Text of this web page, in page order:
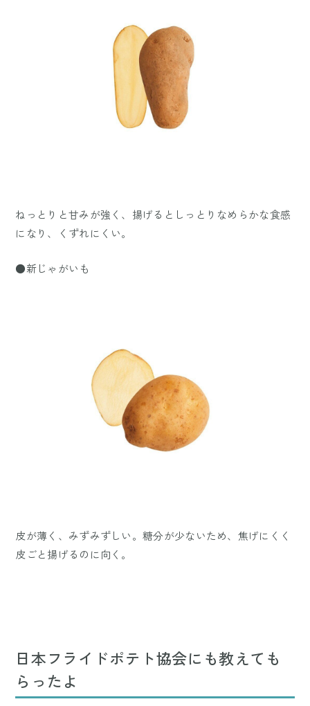
ねっとりと甘みが強く、揚げるとしっとりなめらかな食感
になり、くずれにくい。
●新じゃがいも
皮が薄く、みずみずしい。糖分が少ないため、焦げにくく
皮ごと揚げるのに向く。
日本フライドポテト協会にも教えても
らったよ